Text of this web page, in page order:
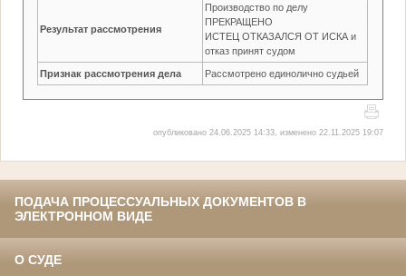
Результат рассмотрения
Производство по делу
ПРЕКРАЩЕНО
ИСТЕЦ ОТКАЗАЛСЯ ОТ ИСКА и
отказ принят судом
Признак рассмотрения дела Рассмотрено единолично судьей
опубликовано 24.06.2025 14:33, изменено 22.11.2025 19:07
ПОДАЧА ПРОЦЕССУАЛЬНЫХ ДОКУМЕНТОВ В
ЭЛЕКТРОННОМ ВИДЕ
О СУДЕ